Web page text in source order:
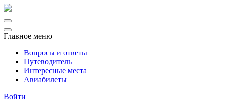
Главное меню
Вопросы и ответы
Путеводитель
Интересные места
Авиабилеты
Войти